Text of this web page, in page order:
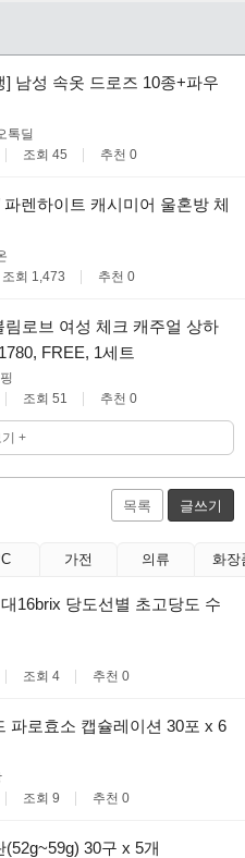
] 남성 속옷 드로즈 10종+파우
톡딜
조회 45 추천 0
파렌하이트 캐시미어 울혼방 체
조회 1,473 추천 0
림로브 여성 체크 캐주얼 상하
FREE, 1세트
조회 51 추천 0
+
목록 글쓰기
가전 의류 화장
16brix 당도선별 초고당도 수
조회 4 추천 0
파로효소 캡슐레이션 30포 x 6
조회 9 추천 0
(52g~59g) 30구 x 5개